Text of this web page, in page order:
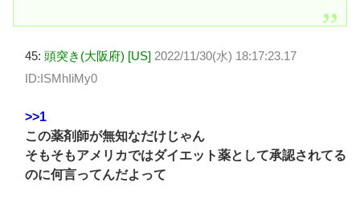
45: 頭突き(大阪府) [US] 2022/11/30(水) 18:17:23.17
ID:ISMhIiMy0
>>1
この薬剤師が無知なだけじゃん
そもそもアメリカではダイエット薬として承認されてる
のに何言ってんだよって